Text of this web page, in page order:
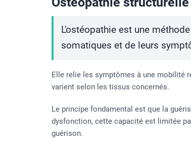
L'ostéopathie est une
somatiques et de leurs
Elle relie les symptômes à une mobilité
varient selon les tissus concernés.
Le principe fondamental est que la
dysfonction, cette capacité est limitée
guérison.